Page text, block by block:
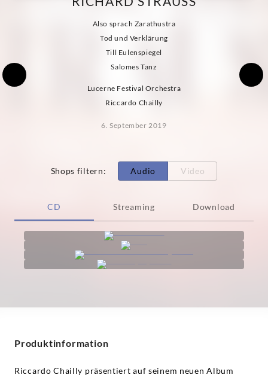
Also sprach Zarathustra
Tod und Verklärung
Till Eulenspiegel
Salomes Tanz
Lucerne Festival Orchestra
Riccardo Chailly
6. September 2019
Shops filtern: Audio Video
CD Streaming Download
Produktinformation
Riccardo Chailly präsentiert auf seinem neuen Album